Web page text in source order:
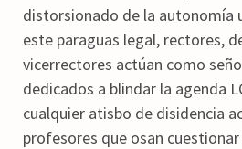
distorsionado de la autonomía
este paraguas legal, rectores,
vicerrectores actúan como
dedicados a blindar la agenda
cualquier atisbo de disidencia
profesores que osan